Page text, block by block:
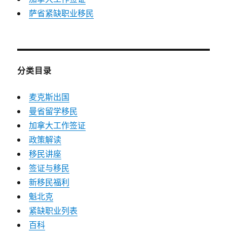
萨省紧缺职业移民
分类目录
麦克斯出国
曼省留学移民
加拿大工作签证
政策解读
移民讲座
签证与移民
新移民福利
魁北克
紧缺职业列表
百科